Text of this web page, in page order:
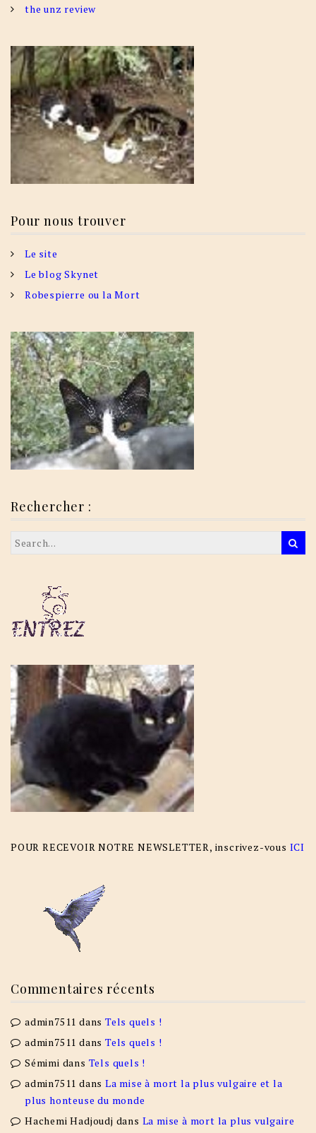
the unz review
Pour nous trouver
Le site
Le blog Skynet
Robespierre ou la Mort
Rechercher :
POUR RECEVOIR NOTRE NEWSLETTER, inscrivez-vous ICI
Commentaires récents
admin7511 dansTels quels !
admin7511 dansTels quels !
Sémimi dans Tels quels !
admin7511 dansLa mise à mort la plus vulgaire et la
plus honteuse du monde
Hachemi Hadjoudj dans La mise à mort la plus vulgaire